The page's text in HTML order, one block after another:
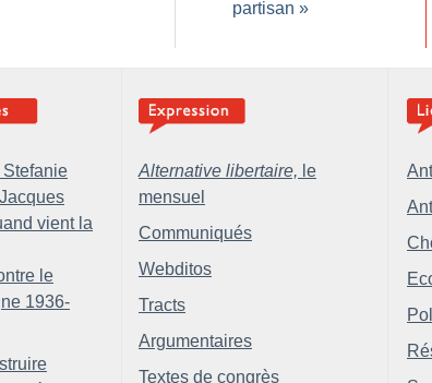
partisan »
Stefanie
vient la
le
1936-
Alternative libertaire, le
mensuel
Communiqués
Webditos
Tracts
Argumentaires
Textes de congrès